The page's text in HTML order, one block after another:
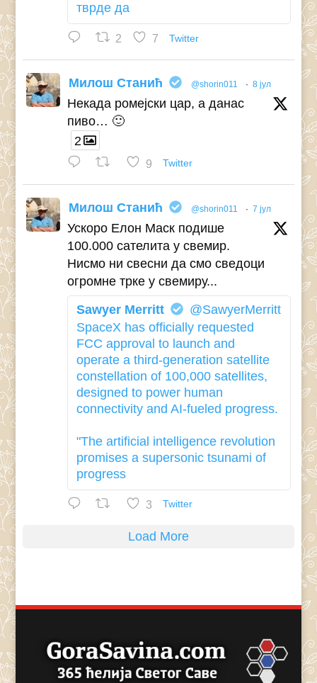
тврде да
2 7 Twitter
Милош Станић @shorin011 · 8 јул
Некада ромејски цар, а данас
пиво… 🙂
2
9 Twitter
Милош Станић @shorin011 · 7 јул
Ускоро Елон Маск подише
100.000 сателита у свемир.
Нисмо ни свесни да смо сведоци
огромне трке у свемиру...
Sawyer Merritt
@SawyerMerritt
SpaceX has officially requested
FCC approval to launch and
operate a third-generation satellite
constellation of 100,000 satellites,
designed to power human
connectivity and AI-fueled progress.
"The artificial intelligence revolution
promises a supersonic tsunami of
progress
3 Twitter
Load More